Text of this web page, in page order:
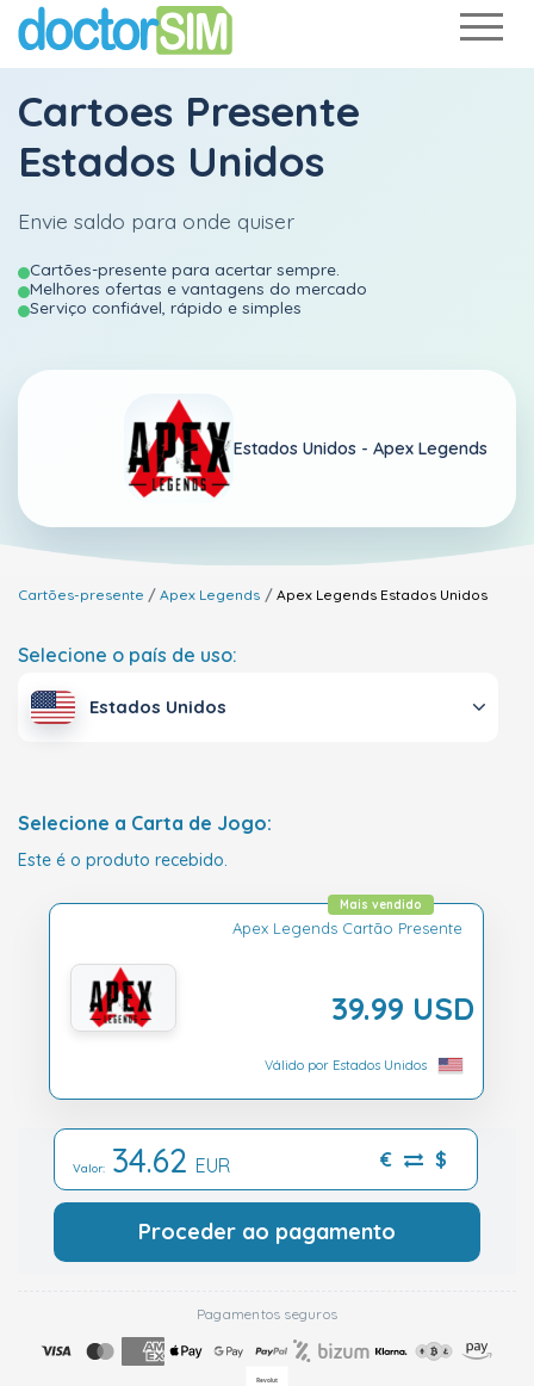
Cartoes Presente
Estados Unidos
Envie saldo para onde quiser
Cartões-presente para acertar sempre.
Melhores ofertas e vantagens do mercado
Serviço confiável, rápido e simples
Estados Unidos - Apex Legends
Cartões-presente Apex Legends Apex Legends Estados Unidos
Selecione o país de uso:
Estados Unidos
Selecione a Carta de Jogo:
Este é o produto recebido.
Apex Legends Cartão Presente
39.99 USD
Mais vendido
Válido por Estados Unidos
Valor: 34.62 EUR € $
Proceder ao pagamento
Pagamentos seguros